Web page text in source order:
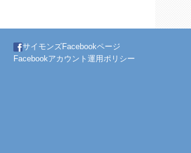
サイモンズFacebookページ
Facebookアカウント運用ポリシー